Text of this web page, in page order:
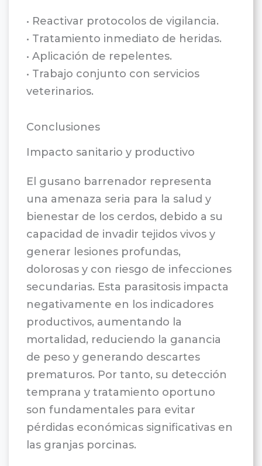
• Reactivar protocolos de vigilancia.
• Tratamiento inmediato de heridas.
• Aplicación de repelentes.
• Trabajo conjunto con servicios
veterinarios.
Conclusiones
Impacto sanitario y productivo
El gusano barrenador representa
una amenaza seria para la salud y
bienestar de los cerdos, debido a su
capacidad de invadir tejidos vivos y
generar lesiones profundas,
dolorosas y con riesgo de infecciones
secundarias. Esta parasitosis impacta
negativamente en los indicadores
productivos, aumentando la
mortalidad, reduciendo la ganancia
de peso y generando descartes
prematuros. Por tanto, su detección
temprana y tratamiento oportuno
son fundamentales para evitar
pérdidas económicas significativas en
las granjas porcinas.